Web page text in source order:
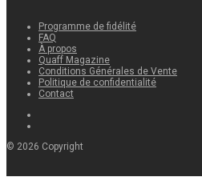
Programme de fidélité
FAQ
À propos
Quaff Magazine
Conditions Générales de Vente
Politique de confidentialité
Contact
© 2026 Copyright